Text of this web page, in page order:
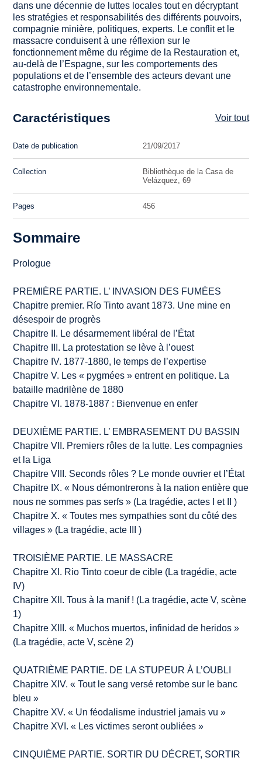
dans une décennie de luttes locales tout en décryptant
les stratégies et responsabilités des différents pouvoirs,
compagnie minière, politiques, experts. Le conflit et le
massacre conduisent à une réflexion sur le
fonctionnement même du régime de la Restauration et,
au-delà de l’Espagne, sur les comportements des
populations et de l’ensemble des acteurs devant une
catastrophe environnementale.
Caractéristiques Voir tout
Date de publication 21/09/2017
Collection
Bibliothèque de la Casa de
Velázquez, 69
Pages 456
Sommaire
Prologue
PREMIÈRE PARTIE. L’ INVASION DES FUMÉES
Chapitre premier. Río Tinto avant 1873. Une mine en
désespoir de progrès
Chapitre II. Le désarmement libéral de l’État
Chapitre III. La protestation se lève à l’ouest
Chapitre IV. 1877-1880, le temps de l’expertise
Chapitre V. Les « pygmées » entrent en politique. La
bataille madrilène de 1880
Chapitre VI. 1878-1887 : Bienvenue en enfer
DEUXIÈME PARTIE. L’ EMBRASEMENT DU BASSIN
Chapitre VII. Premiers rôles de la lutte. Les compagnies
et la Liga
Chapitre VIII. Seconds rôles ? Le monde ouvrier et l’État
Chapitre IX. « Nous démontrerons à la nation entière que
nous ne sommes pas serfs » (La tragédie, actes I et II )
Chapitre X. « Toutes mes sympathies sont du côté des
villages » (La tragédie, acte III )
TROISIÈME PARTIE. LE MASSACRE
Chapitre XI. Rio Tinto coeur de cible (La tragédie, acte
IV)
Chapitre XII. Tous à la manif ! (La tragédie, acte V, scène
1)
Chapitre XIII. « Muchos muertos, infinidad de heridos »
(La tragédie, acte V, scène 2)
QUATRIÈME PARTIE. DE LA STUPEUR À L’OUBLI
Chapitre XIV. « Tout le sang versé retombe sur le banc
bleu »
Chapitre XV. « Un féodalisme industriel jamais vu »
Chapitre XVI. « Les victimes seront oubliées »
CINQUIÈME PARTIE. SORTIR DU DÉCRET, SORTIR